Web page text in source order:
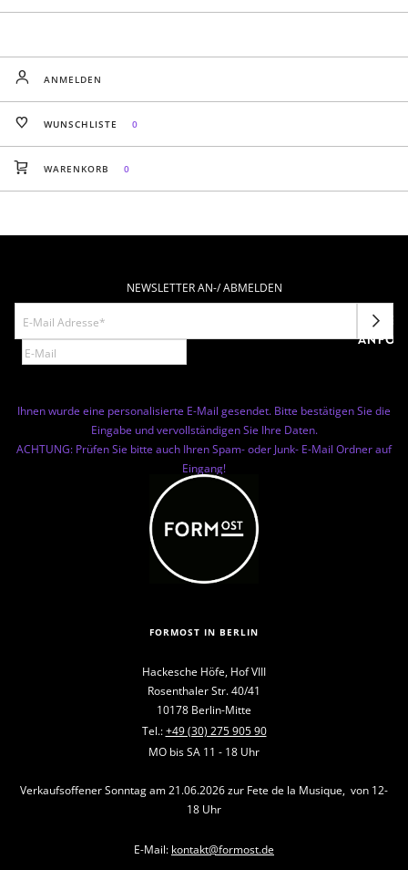
ANMELDEN
WUNSCHLISTE 0
WARENKORB 0
NEWSLETTER AN-/ ABMELDEN
Ihnen wurde eine personalisierte E-Mail gesendet. Bitte bestätigen Sie die
Eingabe und vervollständigen Sie Ihre Daten.
ACHTUNG: Prüfen Sie bitte auch Ihren Spam- oder Junk- E-Mail Ordner auf
Eingang!
FORMOST IN BERLIN
Hackesche Höfe, Hof VIII
Rosenthaler Str. 40/41
10178 Berlin-Mitte
Tel.:+49 (30) 275 905 90
MO bis SA 11 - 18 Uhr
Verkaufsoffener Sonntag am 21.06.2026 zur Fete de la Musique, von 12-
18 Uhr
E-Mail: kontakt@formost.de